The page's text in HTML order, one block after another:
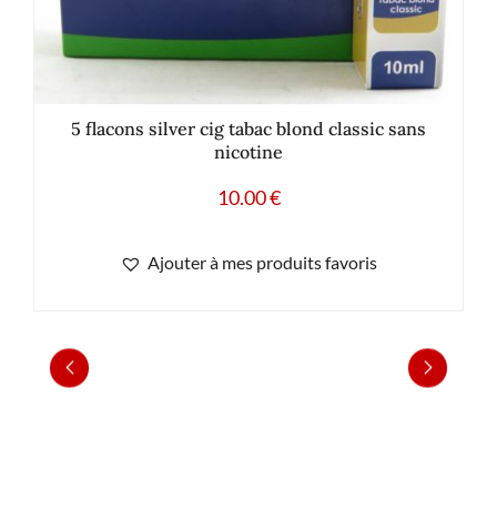
5 flacons silver cig tabac blond classic sans
nicotine
10.00€
Ajouter à mes produits favoris